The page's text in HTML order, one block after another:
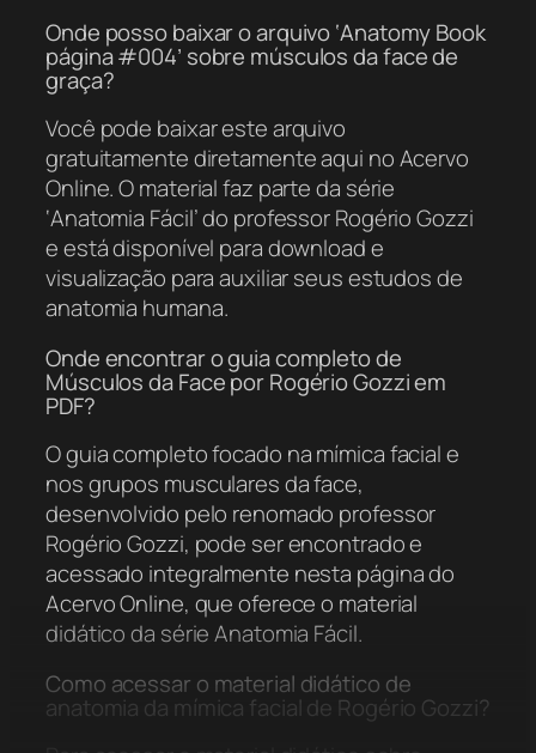
Onde posso baixar o arquivo ‘Anatomy Book
página #004’ sobre músculos da face de
graça?
Você pode baixar este arquivo
gratuitamente diretamente aqui no Acervo
Online. O material faz parte da série
‘Anatomia Fácil’ do professor Rogério Gozzi
e está disponível para download e
visualização para auxiliar seus estudos de
anatomia humana.
Onde encontrar o guia completo de
Músculos da Face por Rogério Gozzi em
PDF?
O guia completo focado na mímica facial e
nos grupos musculares da face,
desenvolvido pelo renomado professor
Rogério Gozzi, pode ser encontrado e
acessado integralmente nesta página do
Acervo Online, que oferece o material
didático da série Anatomia Fácil.
Como acessar o material didático de
anatomia da mímica facial de Rogério Gozzi?